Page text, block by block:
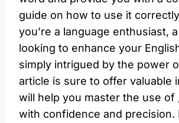
guide on how to use it
you’re a language enthusiast,
looking to enhance your
simply intrigued by the power
article is sure to offer valuable
will help you master the use of
with confidence and precision.